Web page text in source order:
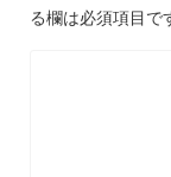
る欄は必須項目で